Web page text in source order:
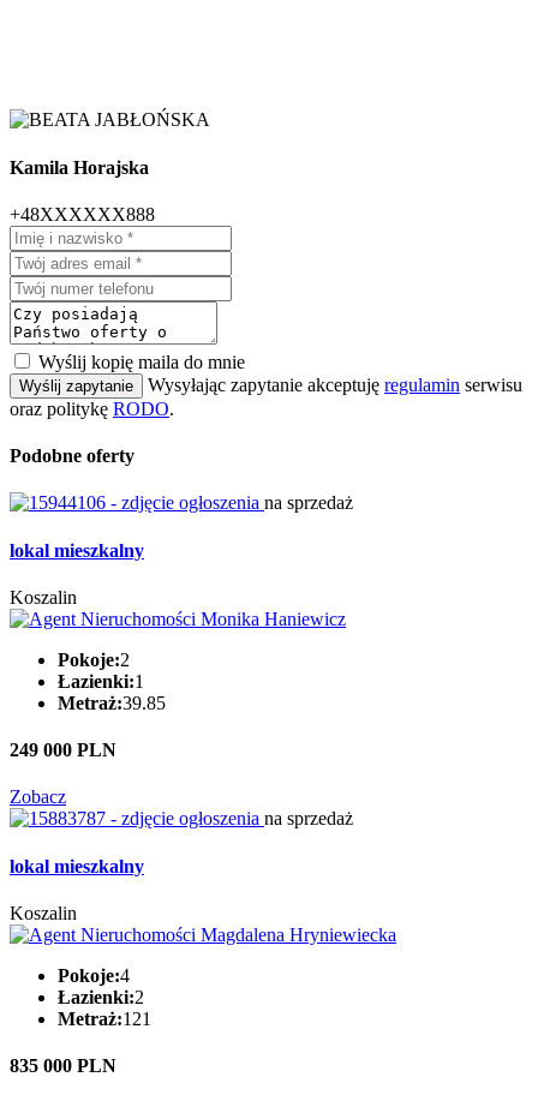
Kamila Horajska
+48XXXXXX888
Wyślij kopię maila do mnie
Wyślij zapytanie Wysyłając zapytanie akceptuję regulamin serwisu
oraz politykę RODO.
Podobne oferty
na sprzedaż
lokal mieszkalny
Koszalin
Pokoje:2
Łazienki:1
Metraż:39.85
249 000 PLN
Zobacz
na sprzedaż
lokal mieszkalny
Koszalin
Pokoje:4
Łazienki:2
Metraż:121
835 000 PLN